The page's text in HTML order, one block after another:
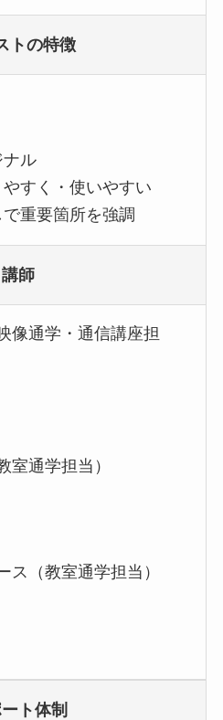
トの特徴
ル
すく・使いやすい
重要箇所を強調
講師
像通学・通信講座担
室通学担当）
ス（教室通学担当）
ト体制